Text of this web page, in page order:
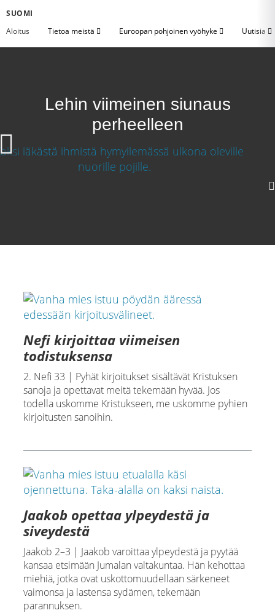
SUOMI
Aloitus
Tietoa meistä Euroopan pohjoinen vyöhyke Uutisia
Lehin viimeinen siunaus
perheelleen
Nefi kirjoittaa viimeisen
todistuksensa
2. Nefi 33 | Pyhät kirjoitukset sisältävät Kristuksen
sanoja ja opettavat meitä tekemään hyvää. Jos
todella uskomme Kristukseen, me uskomme pyhien
kirjoitusten sanoihin.
Jaakob opettaa ylpeydestä ja
siveydestä
Jaakob 2–3 | Jaakob varoittaa ylpeydestä ja pyytää
kansaa etsimään Jumalan valtakuntaa. Hän kehottaa
miehiä, jotka ovat uskottomuudellaan särkeneet
vaimonsa ja lastensa sydämen, tekemään
parannuksen.